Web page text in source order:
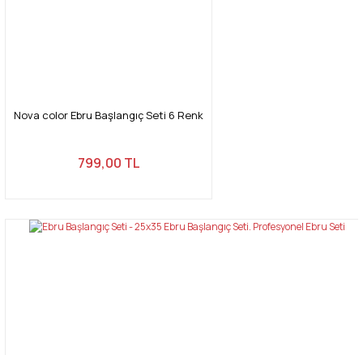
Nova color Ebru Başlangıç Seti 6 Renk
799,00 TL